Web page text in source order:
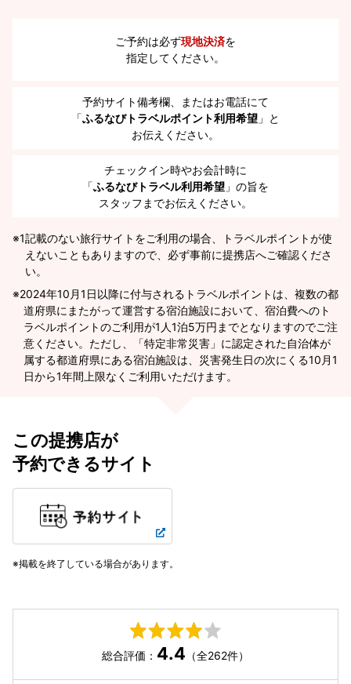
ご予約は必ず現地決済を
指定してください。
予約サイト備考欄、またはお電話にて
「ふるなびトラベルポイント利用希望 」と
お伝えください。
チェックイン時やお会計時に
「ふるなびトラベル利用希望 」の旨を
スタッフまでお伝えください。
※1記載のない旅行サイトをご利用の場合、トラベルポイントが使
えないこともありますので、必ず事前に提携店へご確認くださ
い。
2024年10月1日以降に付与されるトラベルポイントは、複数の都
道府県にまたがって運営する宿泊施設において、宿泊費へのト
ラベルポイントのご利用が1人1泊5万円までとなりますのでご注
意ください。ただし、「特定非常災害」に認定された自治体が
属する都道府県にある宿泊施設は、災害発生日の次にくる10月1
日から1年間上限なくご利用いただけます。
この提携店が
予約できるサイト
掲載を終了している場合があります。
総合評価： 4.4 （全262件）